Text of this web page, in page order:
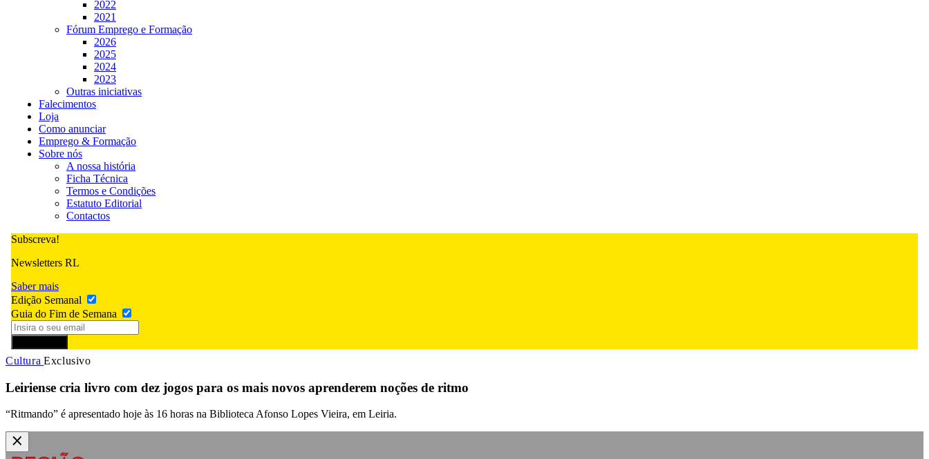
2022
2021
Fórum Emprego e Formação
2026
2025
2024
2023
Outras iniciativas
Falecimentos
Loja
Como anunciar
Emprego & Formação
Sobre nós
A nossa história
Ficha Técnica
Termos e Condições
Estatuto Editorial
Contactos
Subscreva!
Newsletters RL
Saber mais
Edição Semanal
Guia do Fim de Semana
Cultura Exclusivo
Leiriense cria livro com dez jogos para os mais novos aprenderem noções de ritmo
“Ritmando” é apresentado hoje às 16 horas na Biblioteca Afonso Lopes Vieira, em Leiria.